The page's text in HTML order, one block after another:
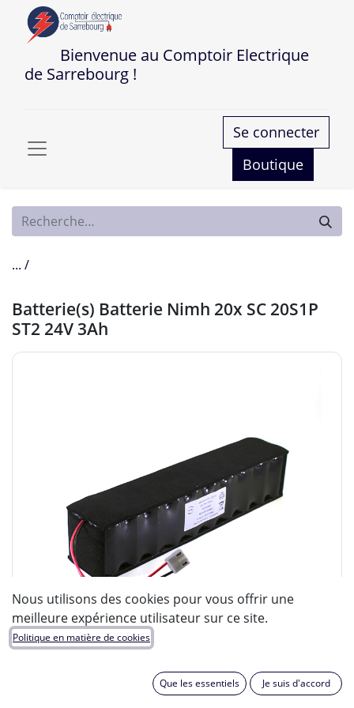
Bienvenue au Comptoir Electrique
de Sarrebourg !
Se connecter
Boutique
... /
Batterie(s) Batterie Nimh 20x SC 20S1P
ST2 24V 3Ah
Nous utilisons des cookies pour vous offrir une
meilleure expérience utilisateur sur ce site.
Politique en matière de cookies
Que les essentiels Je suis d'accord